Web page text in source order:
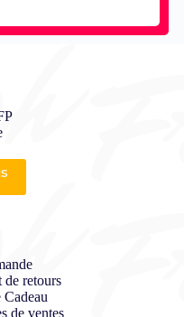
de retours
Cadeau
de ventes